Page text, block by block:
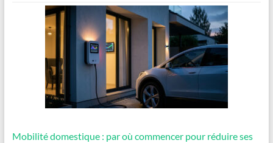
Mobilité domestique : par où commencer pour réduire ses